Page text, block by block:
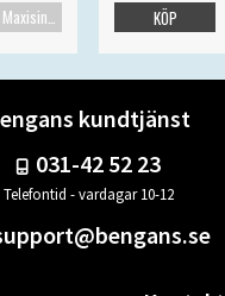
Maxisingel
KÖP
kundtjänst
031-42 52 23
Telefontid - vardagar 10-12